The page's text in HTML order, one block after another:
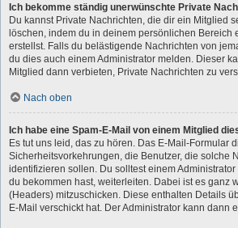
Ich bekomme ständig unerwünschte Private
Du kannst Private Nachrichten, die dir ein Mitglied
löschen, indem du in deinem persönlichen Bereich
erstellst. Falls du belästigende Nachrichten von
du dies auch einem Administrator melden. Dieser
Mitglied dann verbieten, Private Nachrichten zu
Nach oben
Ich habe eine Spam-E-Mail von einem Mitglied
Es tut uns leid, das zu hören. Das E-Mail-Formular
Sicherheitsvorkehrungen, die Benutzer, die solche
identifizieren sollen. Du solltest einem
du bekommen hast, weiterleiten. Dabei ist es ganz
(Headers) mitzuschicken. Diese enthalten Details
E-Mail verschickt hat. Der Administrator kann dann